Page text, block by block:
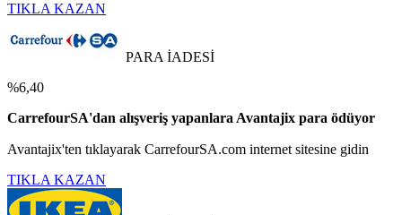
TIKLA KAZAN
PARA İADESİ
%6,40
CarrefourSA'dan alışveriş yapanlara Avantajix para ödüyor
Avantajix'ten tıklayarak CarrefourSA.com internet sitesine gidin
TIKLA KAZAN